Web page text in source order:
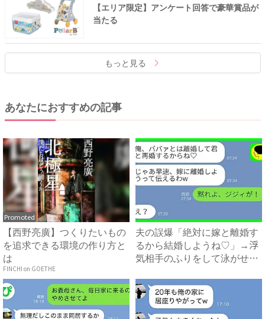
【エリア限定】アンケート回答で豪華賞品が
当たる
もっと見る
あなたにおすすめの記事
Promoted
【西野亮廣】つくりたいもの
を追求できる環境の作り方と
は
FINCHI on GOETHE
夫の誤爆「絶対に嫁と離婚す
るから結婚しようね♡」→浮
気相手のふりをして泳がせて